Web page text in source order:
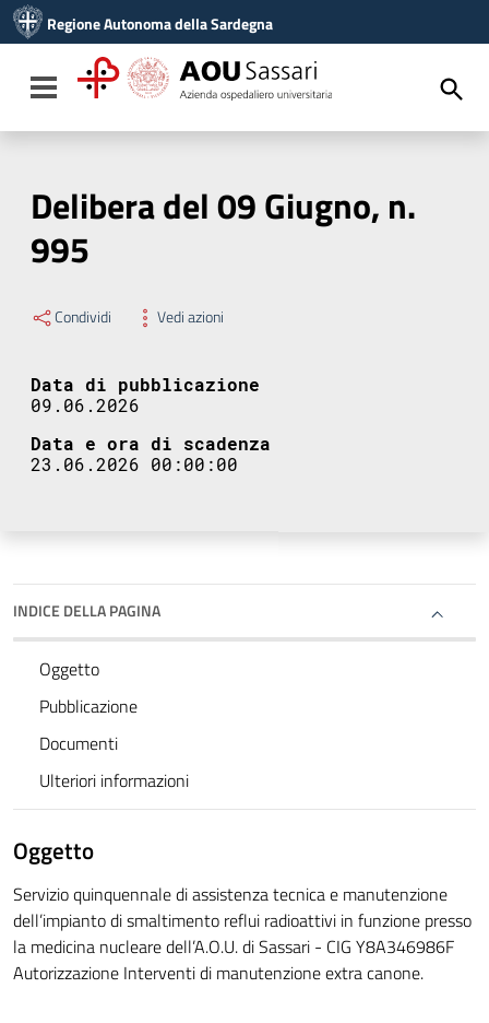
Vai al menu di navigazione
Vai al footer
Regione Autonoma della Sardegna
Toggle navigation
Delibera del 09 Giugno, n.
995
Condividi Vedi azioni
Data di pubblicazione
09.06.2026
Data e ora di scadenza
23.06.2026 00:00:00
INDICE DELLA PAGINA
Oggetto
Pubblicazione
Documenti
Ulteriori informazioni
Oggetto
Servizio quinquennale di assistenza tecnica e manutenzione
dell’impianto di smaltimento reflui radioattivi in funzione presso
la medicina nucleare dell’A.O.U. di Sassari - CIG Y8A346986F
Autorizzazione Interventi di manutenzione extra canone.